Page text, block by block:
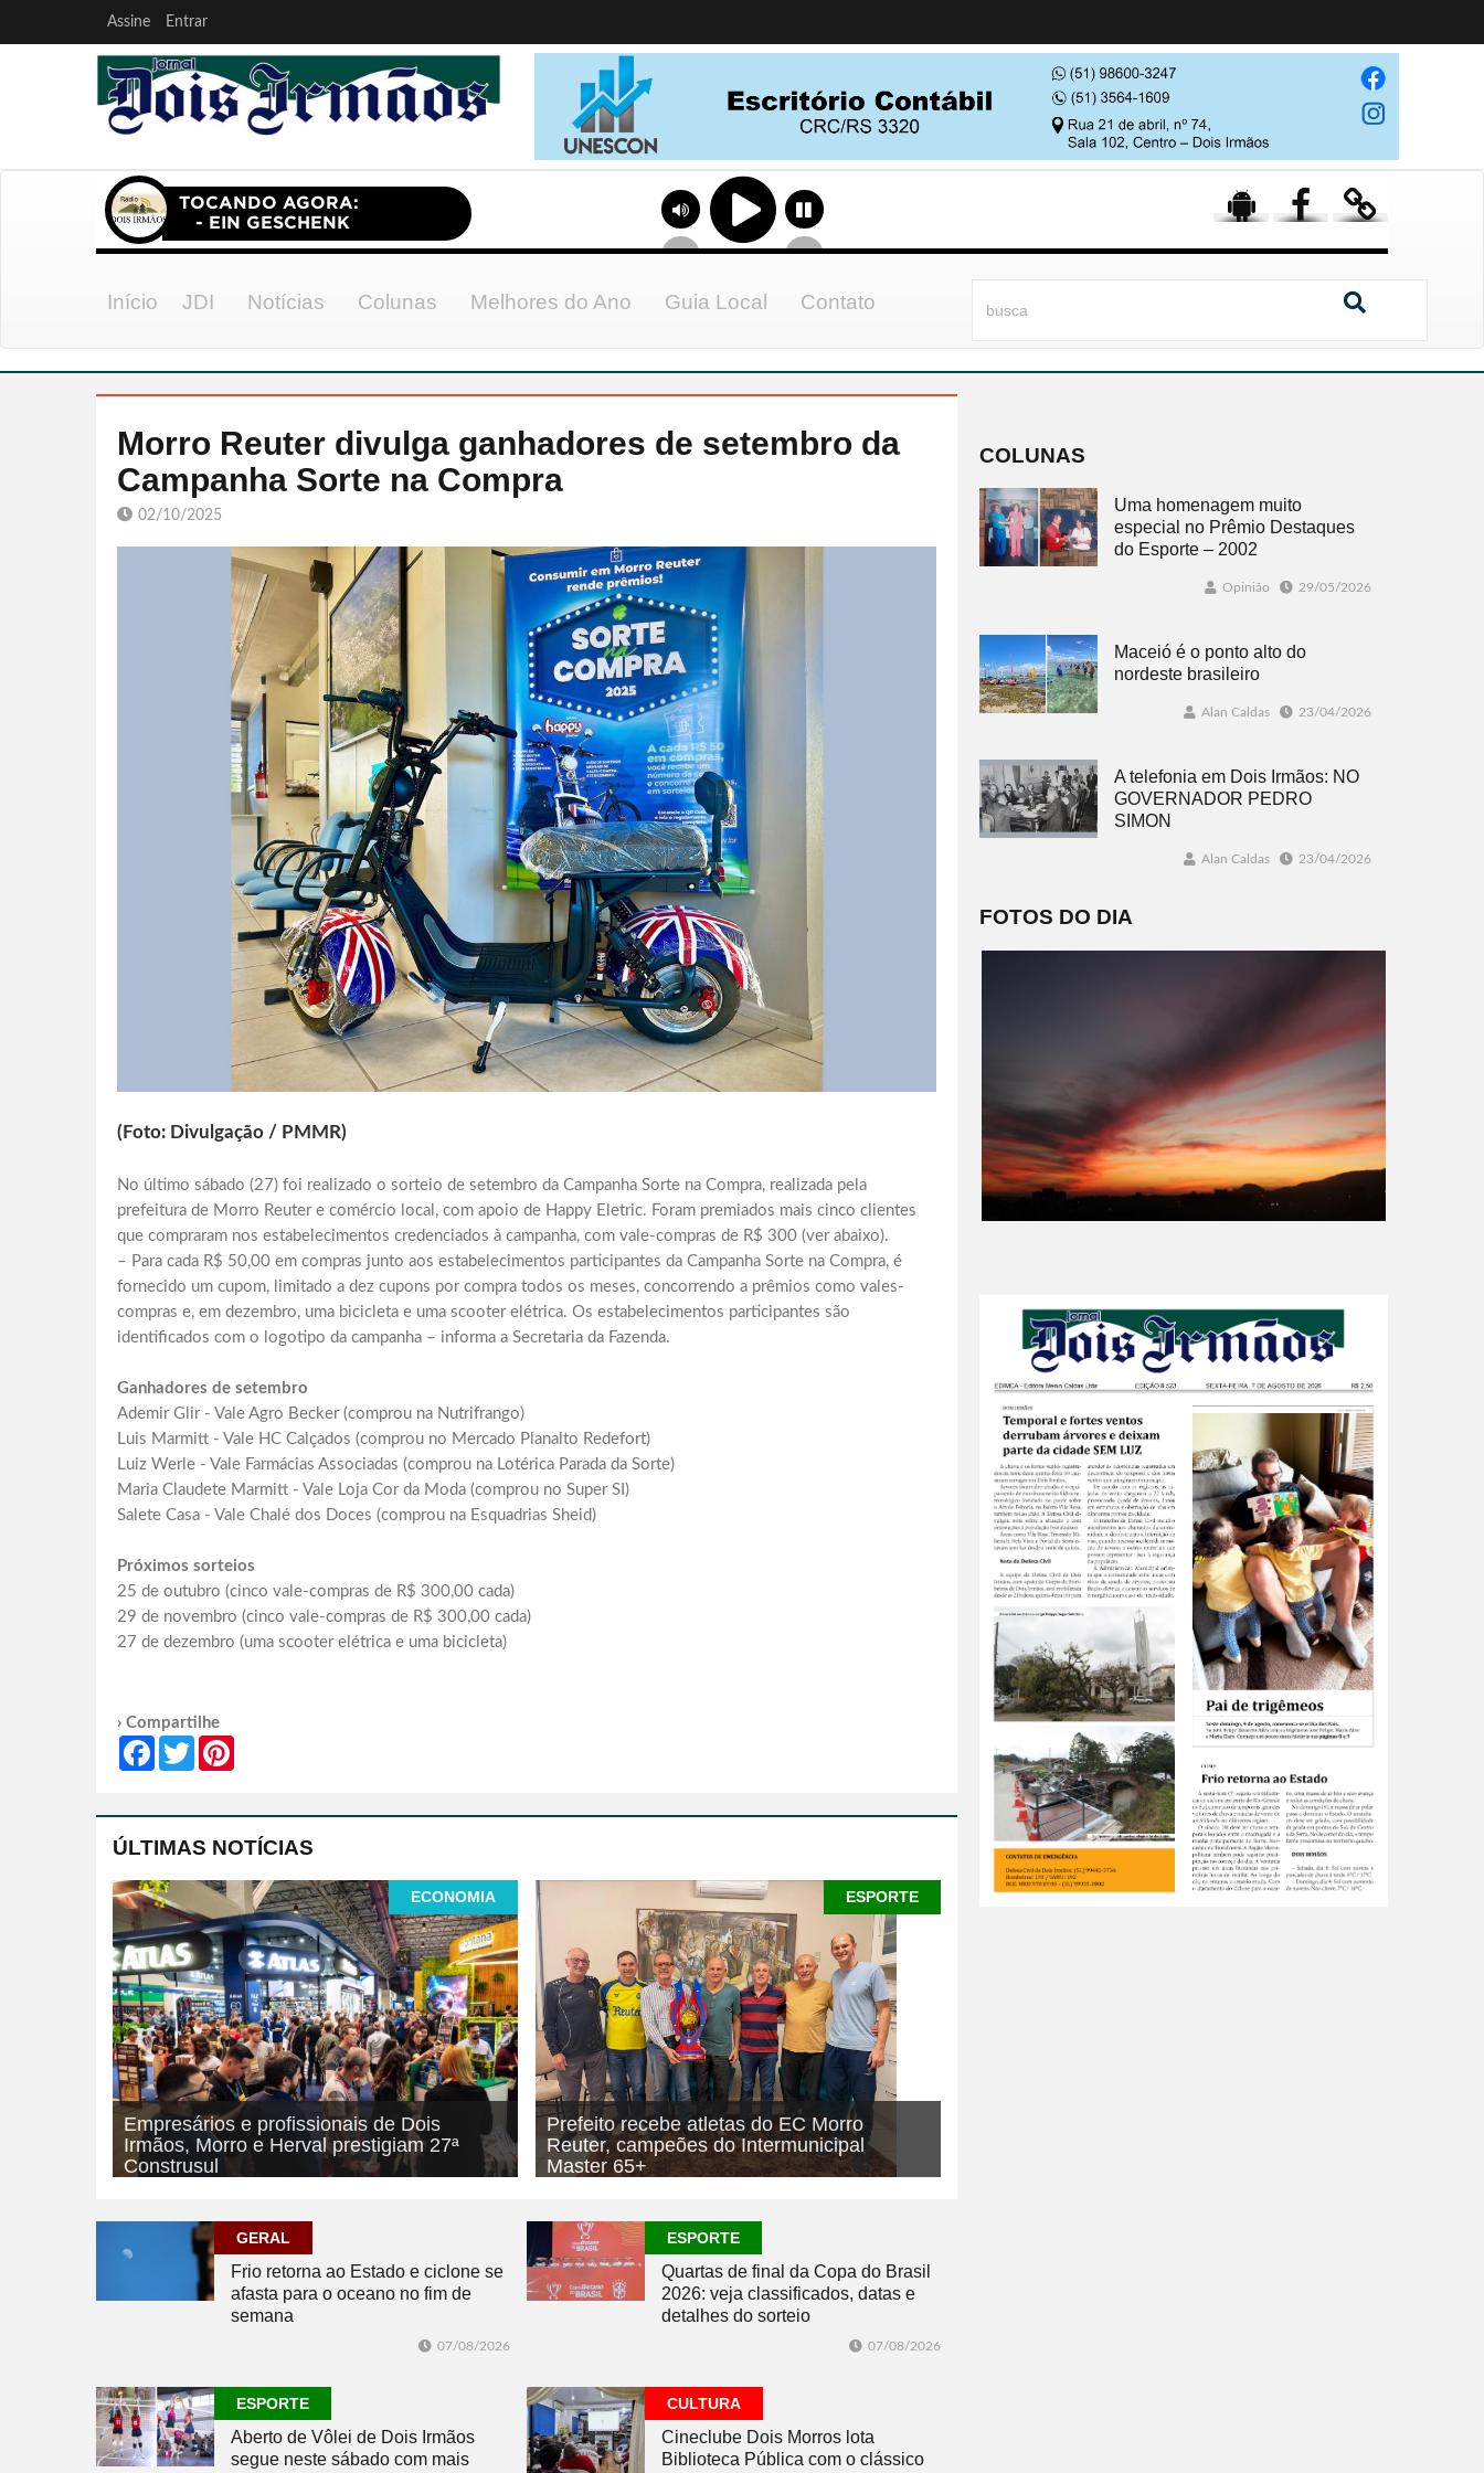
Assine Entrar
Início JDI Notícias Colunas Melhores do Ano Guia Local Contato
Morro Reuter divulga ganhadores de setembro da
Campanha Sorte na Compra
02/10/2025
(Foto: Divulgação / PMMR)
No último sábado (27) foi realizado o sorteio de setembro da Campanha Sorte na Compra, realizada pela
prefeitura de Morro Reuter e comércio local, com apoio de Happy Eletric. Foram premiados mais cinco clientes
que compraram nos estabelecimentos credenciados à campanha, com vale-compras de R$ 300 (ver abaixo).
– Para cada R$ 50,00 em compras junto aos estabelecimentos participantes da Campanha Sorte na Compra, é
fornecido um cupom, limitado a dez cupons por compra todos os meses, concorrendo a prêmios como vales-
compras e, em dezembro, uma bicicleta e uma scooter elétrica. Os estabelecimentos participantes são
identificados com o logotipo da campanha – informa a Secretaria da Fazenda.
Ganhadores de setembro
Ademir Glir - Vale Agro Becker (comprou na Nutrifrango)
Luis Marmitt - Vale HC Calçados (comprou no Mercado Planalto Redefort)
Luiz Werle - Vale Farmácias Associadas (comprou na Lotérica Parada da Sorte)
Maria Claudete Marmitt - Vale Loja Cor da Moda (comprou no Super SI)
Salete Casa - Vale Chalé dos Doces (comprou na Esquadrias Sheid)
Próximos sorteios
25 de outubro (cinco vale-compras de R$ 300,00 cada)
29 de novembro (cinco vale-compras de R$ 300,00 cada)
27 de dezembro (uma scooter elétrica e uma bicicleta)
› Compartilhe
FacebookTwitter
ÚLTIMAS NOTÍCIAS
ECONOMIA
Empresários e profissionais de Dois
Irmãos, Morro e Herval prestigiam 27ª
Construsul
ESPORTE
Prefeito recebe atletas do EC Morro
Reuter, campeões do Intermunicipal
Master 65+
GERAL
Frio retorna ao Estado e ciclone se
afasta para o oceano no fim de
semana
07/08/2026
ESPORTE
Quartas de final da Copa do Brasil
2026: veja classificados, datas e
detalhes do sorteio
07/08/2026
ESPORTE
Aberto de Vôlei de Dois Irmãos
segue neste sábado com mais
CULTURA
Cineclube Dois Morros lota
Biblioteca Pública com o clássico
COLUNAS
Uma homenagem muito
especial no Prêmio Destaques
do Esporte – 2002
Opinião 29/05/2026
Maceió é o ponto alto do
nordeste brasileiro
Alan Caldas 23/04/2026
A telefonia em Dois Irmãos: NO
GOVERNADOR PEDRO
SIMON
Alan Caldas 23/04/2026
FOTOS DO DIA